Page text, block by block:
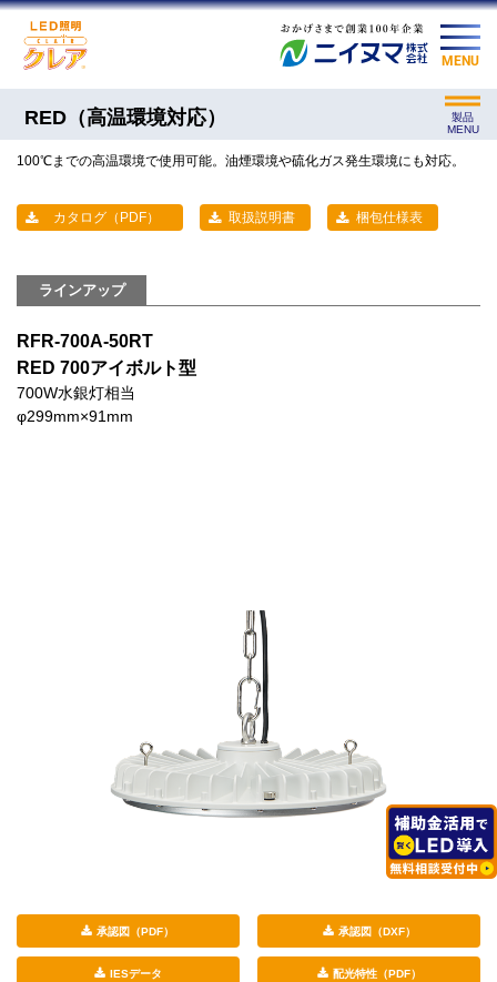
MENU
RED（高温環境対応）
製品
MENU
100℃までの高温環境で使用可能。油煙環境や硫化ガス発生環境にも対応。
カタログ（PDF） 取扱説明書 梱包仕様表
ラインアップ
RFR-700A-50RT
RED 700アイボルト型
700W水銀灯相当
φ299mm×91mm
承認図（PDF） 承認図（DXF）
IESデータ 配光特性（PDF）